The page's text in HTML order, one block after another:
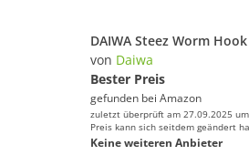
von Daiwa
Bester Preis
gefunden bei Amazon
zuletzt überprüft am 27.09.2025
Preis kann sich seitdem geändert
Keine weiteren Anbieter